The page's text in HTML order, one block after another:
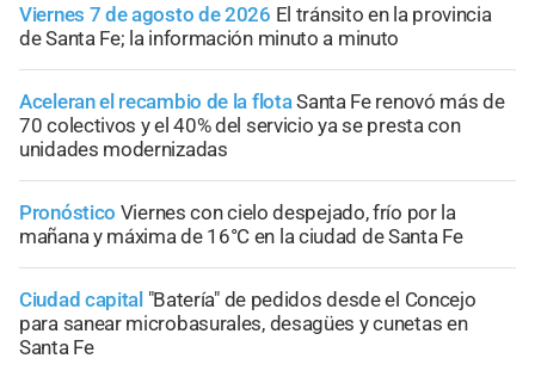
Viernes 7 de agosto de 2026 El tránsito en la provincia
de Santa Fe; la información minuto a minuto
Aceleran el recambio de la flotaSanta Fe renovó más de
70 colectivos y el 40% del servicio ya se presta con
unidades modernizadas
Pronóstico Viernes con cielo despejado, frío por la
mañana y máxima de 16°C en la ciudad de Santa Fe
Ciudad capital "Batería" de pedidos desde el Concejo
para sanear microbasurales, desagües y cunetas en
Santa Fe